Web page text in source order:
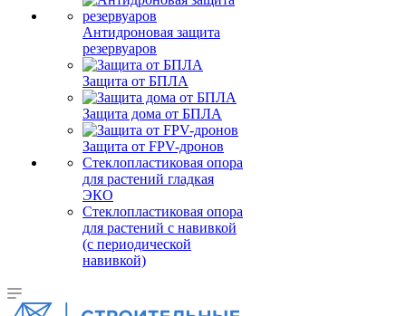
Антидроновая защита
резервуаров
Защита от БПЛА
Защита дома от БПЛА
Защита от FPV-дронов
Стеклопластиковая опора
для растений гладкая
ЭКО
Стеклопластиковая опора
для растений с навивкой
(с периодической
навивкой)